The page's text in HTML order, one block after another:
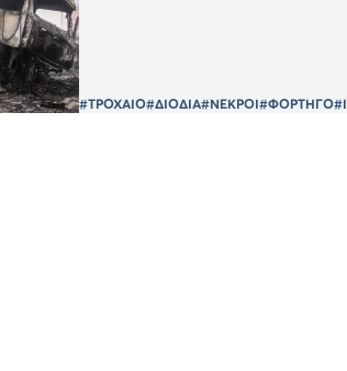
#ΤΡΟΧΑΙΟ#ΔΙΟΔΙΑ#ΝΕΚΡΟΙ#ΦΟΡΤΗΓΟ